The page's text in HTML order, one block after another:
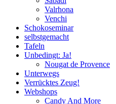
Valrhona
Venchi
Schokoseminar
selbstgemacht
Tafeln
Unbedingt: Ja!
Nougat de Provence
Unterwegs
Verrücktes Zeug!
Webshops
Candy And More